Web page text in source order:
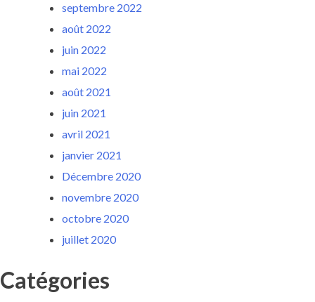
septembre 2022
août 2022
juin 2022
mai 2022
août 2021
juin 2021
avril 2021
janvier 2021
Décembre 2020
novembre 2020
octobre 2020
juillet 2020
Catégories